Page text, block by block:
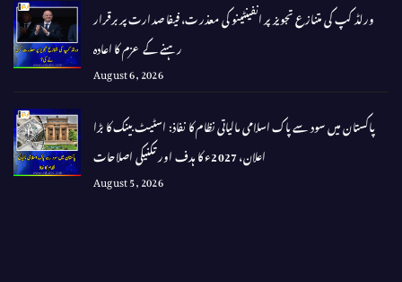
ورلڈ کپ کی متنازع تجویز پر انفینٹینو کی معذرت، فیفا صدارت پر برقرار
رہنے کے عزم کا اعادہ
August 6, 2026
پاکستان میں سود سے پاک اسلامی مالیاتی نظام کا نفاذ: اسٹیٹ بینک کا بڑا
اعلان، 2027ء کا ہدف اور تکنیکی اصلاحات
August 5, 2026